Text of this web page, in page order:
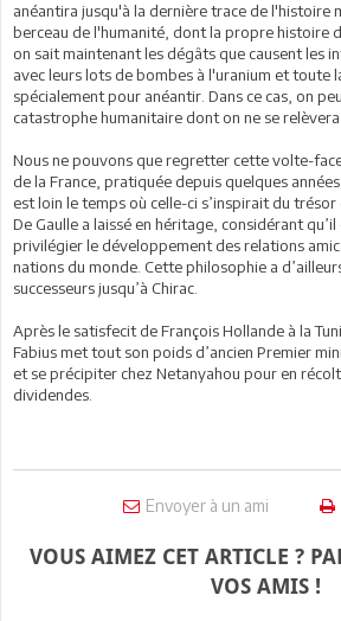
anéantira jusqu'à la dernière trace de l'histoire
berceau de l'humanité, dont la propre histoire
on sait maintenant les dégâts que causent les
avec leurs lots de bombes à l'uranium et toute
spécialement pour anéantir. Dans ce cas, on
catastrophe humanitaire dont on ne se
Nous ne pouvons que regretter cette volte-
de la France, pratiquée depuis quelques
est loin le temps où celle-ci s’inspirait du trésor
De Gaulle a laissé en héritage, considérant
privilégier le développement des relations
nations du monde. Cette philosophie a
successeurs jusqu’à Chirac.
Après le satisfecit de François Hollande à la
Fabius met tout son poids d’ancien Premier
et se précipiter chez Netanyahou pour en
dividendes.
Envoyer à un ami
VOUS AIMEZ CET ARTICLE ?
VOS AMIS !